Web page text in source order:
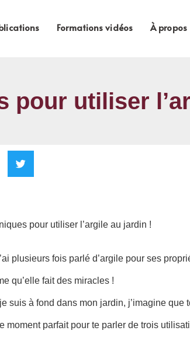
Formations vidéos À propos
pour utiliser
pour utiliser l’argile au jardin !
plusieurs fois parlé d’argile pour ses
qu’elle fait des miracles !
suis à fond dans mon jardin, j’imagine que
moment parfait pour te parler de trois